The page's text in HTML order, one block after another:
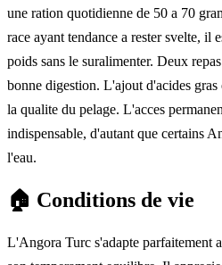
une ration quotidienne de 50 a 70
race ayant tendance a rester svelte, il
poids sans le suralimenter. Deux
bonne digestion. L'ajout d'acides
la qualite du pelage. L'acces
indispensable, d'autant que certains
l'eau.
🏠 Conditions de vie
L'Angora Turc s'adapte parfaitement